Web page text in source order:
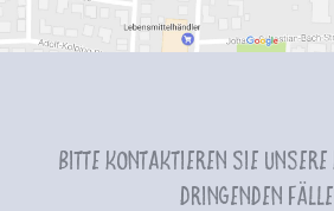
Bitte kontaktieren Sie
dringenden